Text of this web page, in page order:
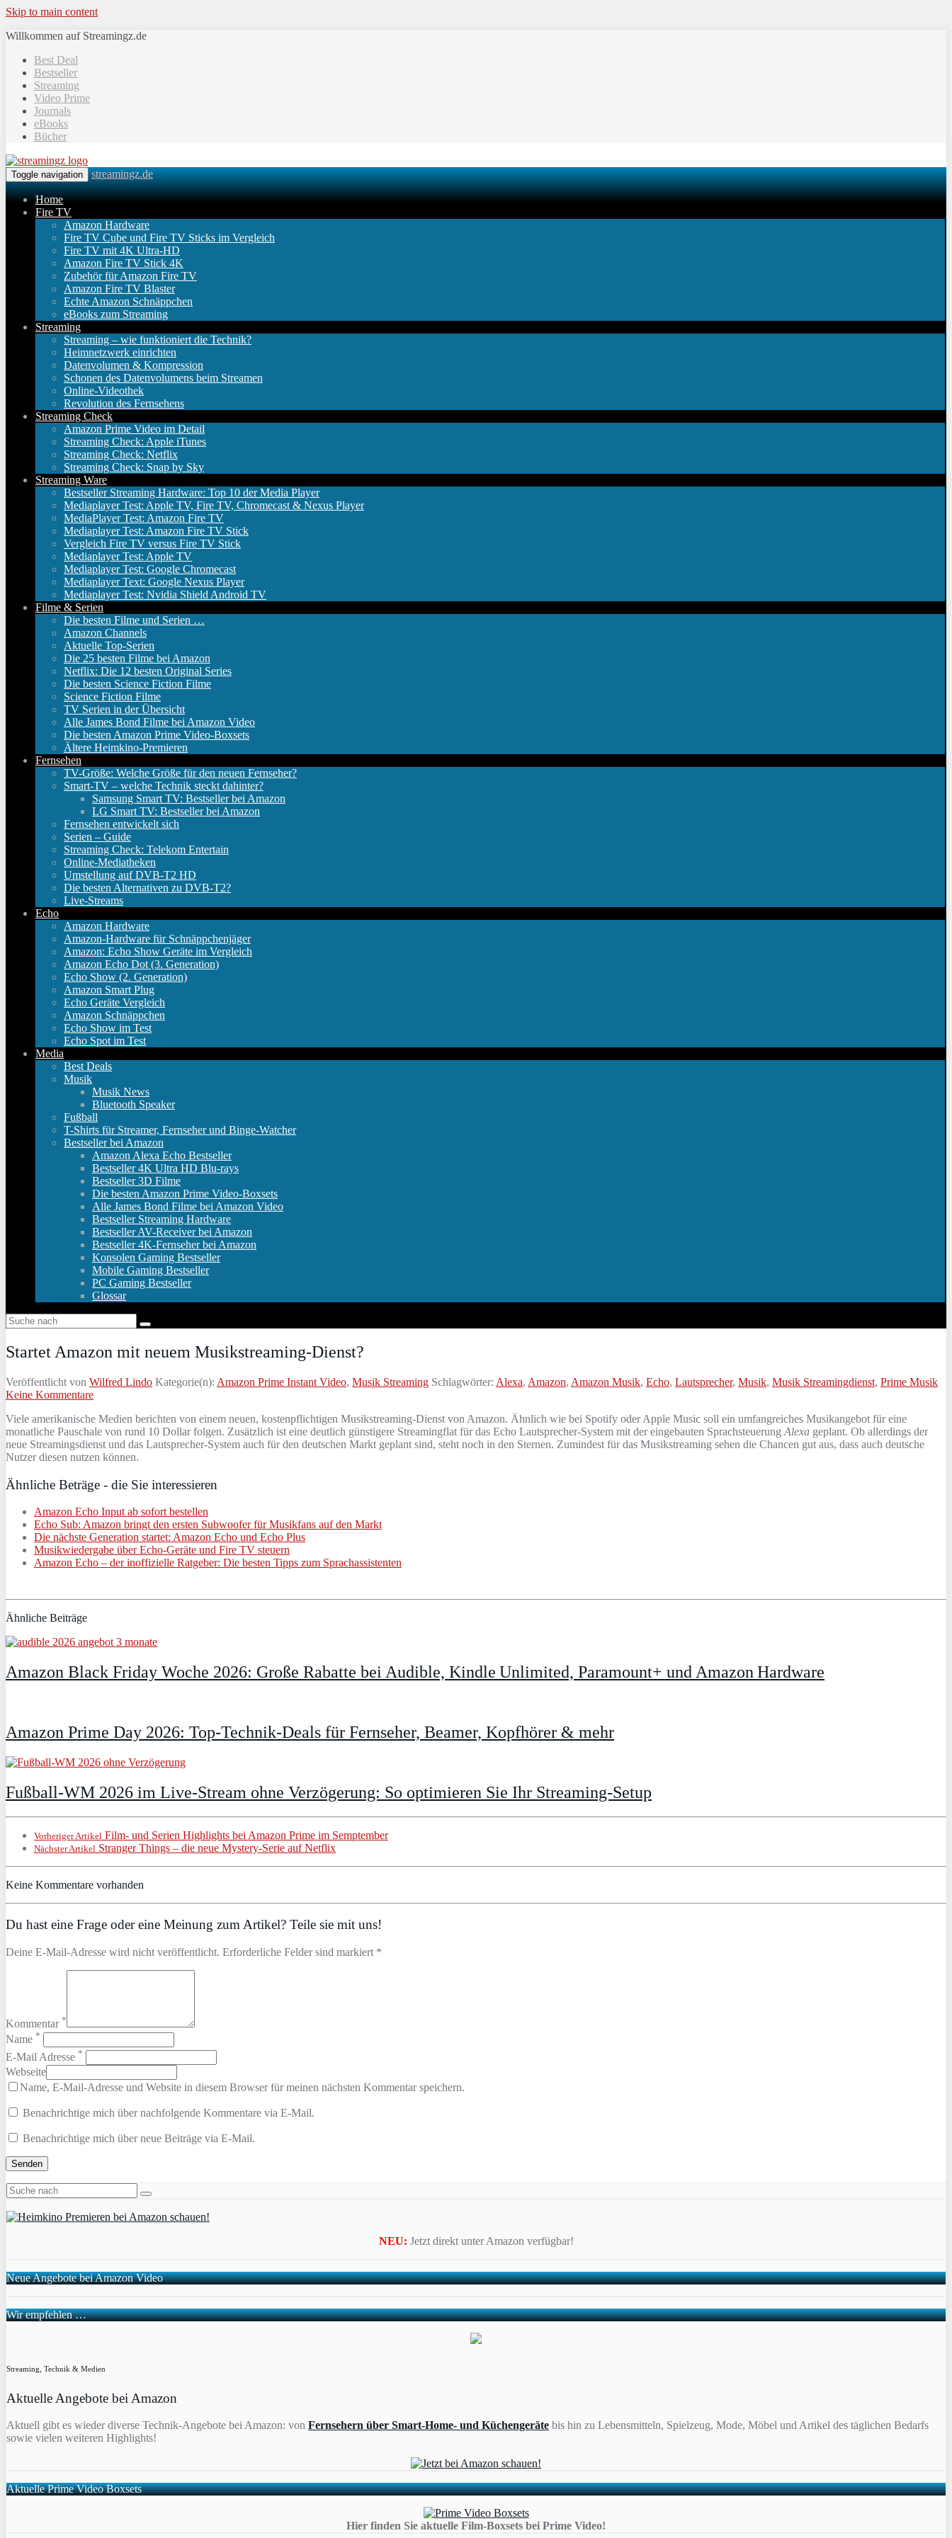
Skip to main content
Willkommen auf Streamingz.de
Best Deal
Bestseller
Streaming
Video Prime
Journals
eBooks
Bücher
Toggle navigation streamingz.de
Home
Fire TV
Amazon Hardware
Fire TV Cube und Fire TV Sticks im Vergleich
Fire TV mit 4K Ultra-HD
Amazon Fire TV Stick 4K
Zubehör für Amazon Fire TV
Amazon Fire TV Blaster
Echte Amazon Schnäppchen
eBooks zum Streaming
Streaming
Streaming – wie funktioniert die Technik?
Heimnetzwerk einrichten
Datenvolumen & Kompression
Schonen des Datenvolumens beim Streamen
Online-Videothek
Revolution des Fernsehens
Streaming Check
Amazon Prime Video im Detail
Streaming Check: Apple iTunes
Streaming Check: Netflix
Streaming Check: Snap by Sky
Streaming Ware
Bestseller Streaming Hardware: Top 10 der Media Player
Mediaplayer Test: Apple TV, Fire TV, Chromecast & Nexus Player
MediaPlayer Test: Amazon Fire TV
Mediaplayer Test: Amazon Fire TV Stick
Vergleich Fire TV versus Fire TV Stick
Mediaplayer Test: Apple TV
Mediaplayer Test: Google Chromecast
Mediaplayer Text: Google Nexus Player
Mediaplayer Test: Nvidia Shield Android TV
Filme & Serien
Die besten Filme und Serien …
Amazon Channels
Aktuelle Top-Serien
Die 25 besten Filme bei Amazon
Netflix: Die 12 besten Original Series
Die besten Science Fiction Filme
Science Fiction Filme
TV Serien in der Übersicht
Alle James Bond Filme bei Amazon Video
Die besten Amazon Prime Video-Boxsets
Ältere Heimkino-Premieren
Fernsehen
TV-Größe: Welche Größe für den neuen Fernseher?
Smart-TV – welche Technik steckt dahinter?
Samsung Smart TV: Bestseller bei Amazon
LG Smart TV: Bestseller bei Amazon
Fernsehen entwickelt sich
Serien – Guide
Streaming Check: Telekom Entertain
Online-Mediatheken
Umstellung auf DVB-T2 HD
Die besten Alternativen zu DVB-T2?
Live-Streams
Echo
Amazon Hardware
Amazon-Hardware für Schnäppchenjäger
Amazon: Echo Show Geräte im Vergleich
Amazon Echo Dot (3. Generation)
Echo Show (2. Generation)
Amazon Smart Plug
Echo Geräte Vergleich
Amazon Schnäppchen
Echo Show im Test
Echo Spot im Test
Media
Best Deals
Musik
Musik News
Bluetooth Speaker
Fußball
T-Shirts für Streamer, Fernseher und Binge-Watcher
Bestseller bei Amazon
Amazon Alexa Echo Bestseller
Bestseller 4K Ultra HD Blu-rays
Bestseller 3D Filme
Die besten Amazon Prime Video-Boxsets
Alle James Bond Filme bei Amazon Video
Bestseller Streaming Hardware
Bestseller AV-Receiver bei Amazon
Bestseller 4K-Fernseher bei Amazon
Konsolen Gaming Bestseller
Mobile Gaming Bestseller
PC Gaming Bestseller
Glossar
Startet Amazon mit neuem Musikstreaming-Dienst?
Veröffentlicht von Wilfred Lindo Kategorie(n): Amazon Prime Instant Video, Musik Streaming Schlagwörter: Alexa, Amazon, Amazon Musik, Echo, Lautsprecher, Musik, Musik Streamingdienst, Prime Musik
Keine Kommentare
Viele amerikanische Medien berichten von einem neuen, kostenpflichtigen Musikstreaming-Dienst von Amazon. Ähnlich wie bei Spotify oder Apple Music soll ein umfangreiches Musikangebot für eine
monatliche Pauschale von rund 10 Dollar folgen. Zusätzlich ist eine deutlich günstigere Streamingflat für das Echo Lautsprecher-System mit der eingebauten Sprachsteuerung Alexa geplant. Ob allerdings der
neue Streamingsdienst und das Lautsprecher-System auch für den deutschen Markt geplant sind, steht noch in den Sternen. Zumindest für das Musikstreaming sehen die Chancen gut aus, dass auch deutsche
Nutzer diesen nutzen können.
Ähnliche Beträge - die Sie interessieren
Amazon Echo Input ab sofort bestellen
Echo Sub: Amazon bringt den ersten Subwoofer für Musikfans auf den Markt
Die nächste Generation startet: Amazon Echo und Echo Plus
Musikwiedergabe über Echo-Geräte und Fire TV steuern
Amazon Echo – der inoffizielle Ratgeber: Die besten Tipps zum Sprachassistenten
Ähnliche Beiträge
Amazon Black Friday Woche 2026: Große Rabatte bei Audible, Kindle Unlimited, Paramount+ und Amazon Hardware
Amazon Prime Day 2026: Top-Technik-Deals für Fernseher, Beamer, Kopfhörer & mehr
Fußball-WM 2026 im Live-Stream ohne Verzögerung: So optimieren Sie Ihr Streaming-Setup
Vorheriger Artikel Film- und Serien Highlights bei Amazon Prime im Semptember
Nächster Artikel Stranger Things – die neue Mystery-Serie auf Netflix
Keine Kommentare vorhanden
Du hast eine Frage oder eine Meinung zum Artikel? Teile sie mit uns!
Deine E-Mail-Adresse wird nicht veröffentlicht. Erforderliche Felder sind markiert *
Kommentar *
Name *
E-Mail Adresse *
Webseite
Name, E-Mail-Adresse und Website in diesem Browser für meinen nächsten Kommentar speichern.
Benachrichtige mich über nachfolgende Kommentare via E-Mail.
Benachrichtige mich über neue Beiträge via E-Mail.
NEU: Jetzt direkt unter Amazon verfügbar!
Neue Angebote bei Amazon Video
Wir empfehlen …
Streaming, Technik & Medien
Aktuelle Angebote bei Amazon
Aktuell gibt es wieder diverse Technik-Angebote bei Amazon: von Fernsehern über Smart-Home- und Küchengeräte bis hin zu Lebensmitteln, Spielzeug, Mode, Möbel und Artikel des täglichen Bedarfs
sowie vielen weiteren Highlights!
Aktuelle Prime Video Boxsets
Hier finden Sie aktuelle Film-Boxsets bei Prime Video!